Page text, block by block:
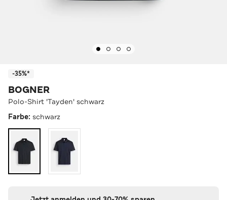
-35%*
BOGNER
Polo-Shirt 'Tayden' schwarz
Farbe: schwarz